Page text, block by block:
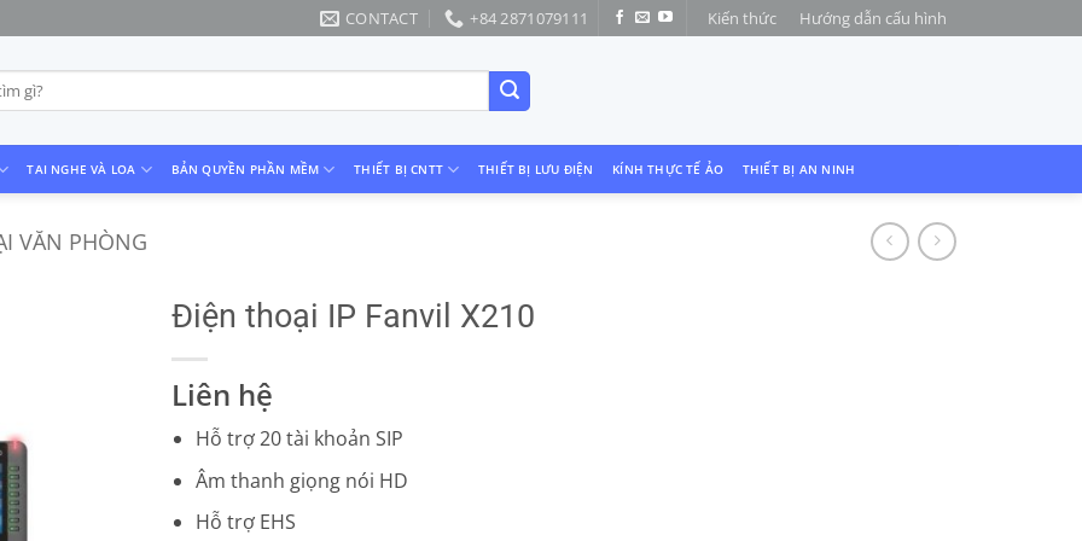
CONTACT +84 2871079111 Kiến thức Hướng dẫn cấu hình
TAI NGHE VÀ LOA BẢN QUYỀN PHẦN MỀM THIẾT BỊ CNTT THIẾT BỊ LƯU ĐIỆN KÍNH THỰC TẾ ẢO THIẾT BỊ AN NINH
VĂN PHÒNG
Điện thoại IP Fanvil X210
Liên hệ
Hỗ trợ 20 tài khoản SIP
Âm thanh giọng nói HD
Hỗ trợ EHS